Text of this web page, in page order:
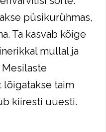
püsikurühmas,
Ta kasvab kõige
mullal ja
lõigatakse taim
kiiresti uuesti.